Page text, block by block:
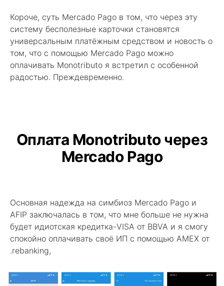
Короче, суть Mercado Pago в том, что через эту
систему бесполезные карточки становятся
универсальным платёжным средством и новость о
том, что с помощью Mercado Pago можно
оплачивать Monotributo я встретил с особенной
радостью. Преждевременно.
Оплата Monotributo через
Mercado Pago
Основная надежда на симбиоз Mercado Pago и
AFIP заключалась в том, что мне больше не нужна
будет идиотская кредитка-VISA от BBVA и я смогу
спокойно оплачивать своё ИП с помощью AMEX от
.rebanking,